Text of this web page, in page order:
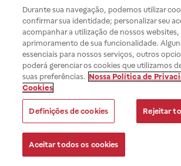
Durante sua navegação, podemos utilizar
confirmar sua identidade; personalizar seu
acompanhar a utilização de nossos
aprimoramento de sua funcionalidade.
essenciais para nossos serviços, outros
poderá gerenciar os cookies que utilizamos
suas preferências. Nossa Política de
Cookies
Definições de cookies Rejeitar
Aceitar todos os cookies